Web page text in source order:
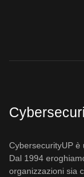
CybersecurityUP è
Dal 1994
organizzazioni sia